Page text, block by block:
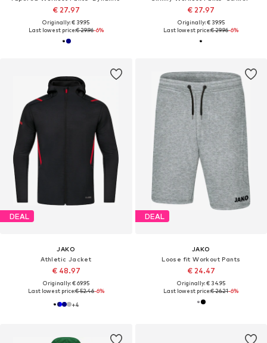
€ 27.97
Originally: € 39.95
Last lowest price:€ 29.96-6%
€ 27.97
Originally: € 39.95
Last lowest price:€ 29.96-6%
DEAL
JAKO
Athletic Jacket
€ 48.97
Originally: € 69.95
Last lowest price:€ 52.46-6%
+4
DEAL
JAKO
Loose fit Workout Pants
€ 24.47
Originally: € 34.95
Last lowest price:€ 26.21-6%